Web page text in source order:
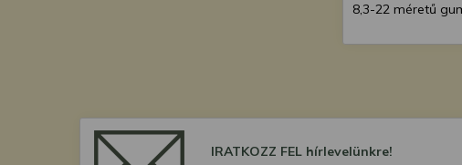
8,3-22 méretű
IRATKOZZ FEL hírlevelünkre!